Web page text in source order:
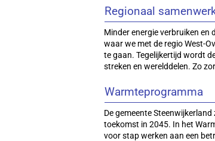
Regionaal
Minder energie verbruiken en
waar we met de regio West-
te gaan. Tegelijkertijd wordt
streken en werelddelen. Zo
Warmteprogramma
De gemeente
toekomst in 2045. In het
voor stap werken aan een